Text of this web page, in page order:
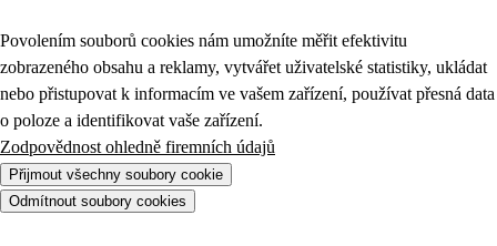
Povolením souborů cookies nám umožníte měřit efektivitu
zobrazeného obsahu a reklamy, vytvářet uživatelské statistiky, ukládat
nebo přistupovat k informacím ve vašem zařízení, používat přesná data
o poloze a identifikovat vaše zařízení.
Zodpovědnost ohledně firemních údajů
Přijmout všechny soubory cookie
Odmítnout soubory cookies